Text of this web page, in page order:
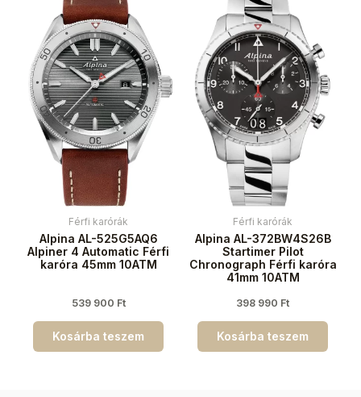
Férfi karórák
Alpina AL-525G5AQ6
Alpiner 4 Automatic Férfi
karóra 45mm 10ATM
539 900 Ft
Kosárba teszem
Férfi karórák
Alpina AL-372BW4S26B
Startimer Pilot
Chronograph Férfi karóra
41mm 10ATM
398 990 Ft
Kosárba teszem